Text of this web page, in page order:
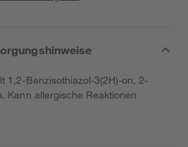
1,2-Benzisothiazol-3(2H)-on, 2-
Kann allergische Reaktionen